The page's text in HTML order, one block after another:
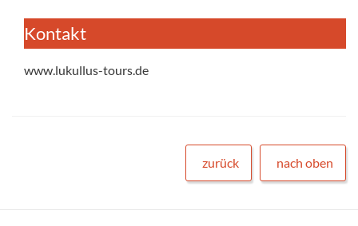
Kontakt
www.lukullus-tours.de
zurück nach oben